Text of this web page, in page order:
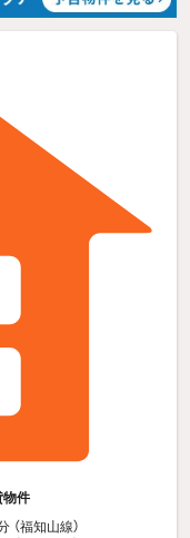
物件
（福知山線）